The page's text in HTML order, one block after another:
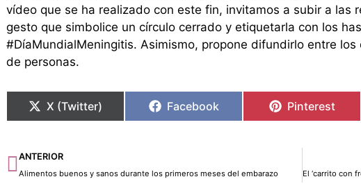
vídeo que se ha realizado con este fin, invitamos a subir a las
gesto que simbolice un círculo cerrado y etiquetarla con los
#DíaMundialMeningitis. Asimismo, propone difundirlo entre
de personas.
X (Twitter) Facebook Pinterest
Ant
ANTERIOR
Alimentos buenos y sanos durante los primeros meses del embarazo